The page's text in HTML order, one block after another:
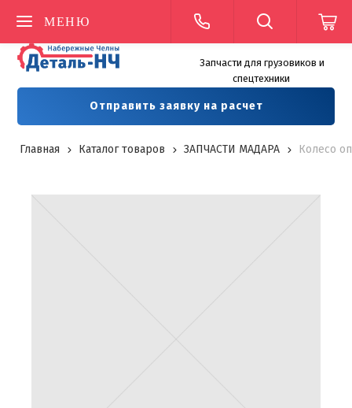
МЕНЮ
Запчасти для грузовиков и
спецтехники
Отправить заявку на расчет
Главная Каталог товаров ЗАПЧАСТИ МАДАРА Колесо